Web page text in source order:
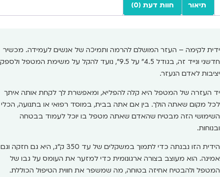
תיאור חוות דעת (0)
ידית לקימה – העזר המושלם להרמה ותמיכה של אנשים לעמידה. מכשיר
חדשני ונייד זה, בגודל 4.5" על 9.5", נועד להקל על משימת המטפל ולספק
יציבות לאדם הנעזר.
יד העזרה של המטפל היא קלה להפליא, ומאפשרת לך לקחת אותה איתך
לכל מקום שאתה הולך. בין אם אתה בבית, במוסד רפואי או בתנועה, הכלי
השימושי הזה מבטיח שהאדם שאתה מטפל בו יוכל לעמוד בבטחה
ובנוחות.
הידית הזו נבנתה כדי לתמוך במשקלים של עד 350 ק"ג, היא גם חזקה וגם
אמינה. הוא מעוצב בצורה ארגונומית כדי למזער את העומס על גבו של
המטפל ולהבטיח אחיזה בטוחה, מה שמשפר את חווית הטיפול הכוללת.